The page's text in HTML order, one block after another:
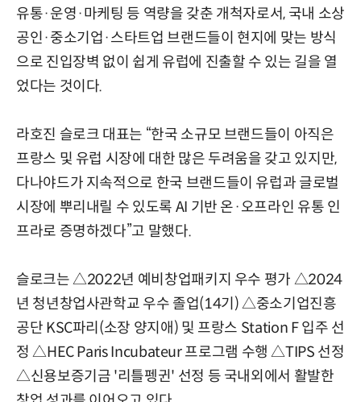
유통·운영·마케팅 등 역량을 갖춘 개척자로서, 국내 소상
공인·중소기업·스타트업 브랜드들이 현지에 맞는 방식
으로 진입장벽 없이 쉽게 유럽에 진출할 수 있는 길을 열
었다는 것이다.
라호진 슬로크 대표는 “한국 소규모 브랜드들이 아직은
프랑스 및 유럽 시장에 대한 많은 두려움을 갖고 있지만,
다나야드가 지속적으로 한국 브랜드들이 유럽과 글로벌
시장에 뿌리내릴 수 있도록 AI 기반 온·오프라인 유통 인
프라로 증명하겠다”고 말했다.
슬로크는 △2022년 예비창업패키지 우수 평가 △2024
년 청년창업사관학교 우수 졸업(14기) △중소기업진흥
공단 KSC파리(소장 양지애) 및 프랑스 Station F 입주 선
정 △HEC Paris Incubateur 프로그램 수행 △TIPS 선정
△신용보증기금 '리틀펭귄' 선정 등 국내외에서 활발한